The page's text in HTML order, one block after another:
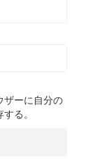
ザーに自分の
る。